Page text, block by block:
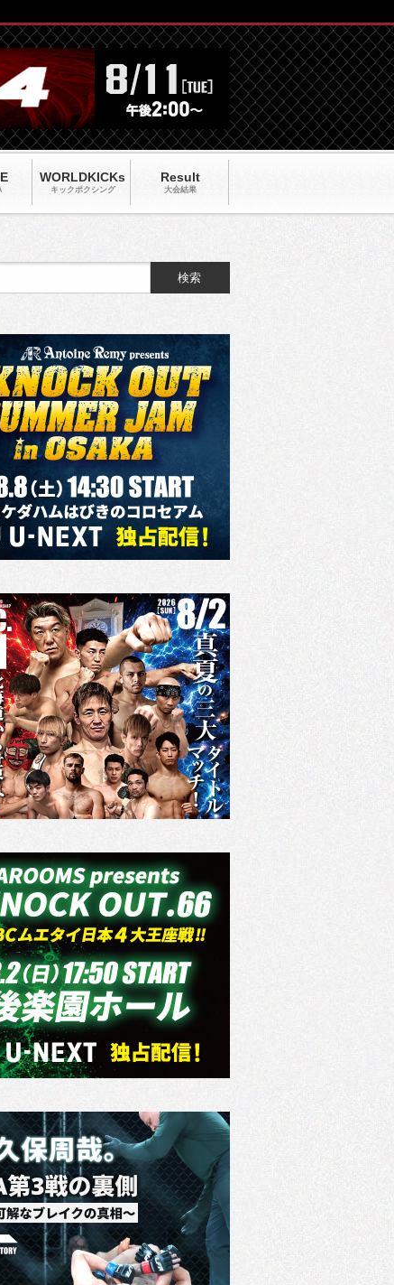
WORLDKICKs
キックポクシング
Result
大会結果